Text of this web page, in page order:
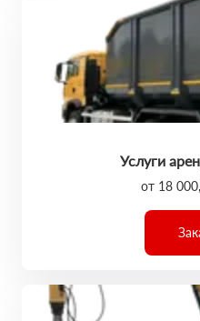
Услуги
от 18